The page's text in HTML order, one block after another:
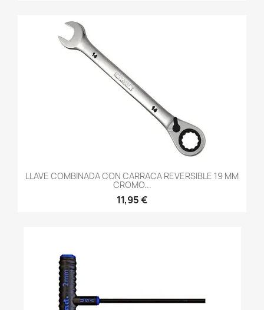
LLAVE COMBINADA CON CARRACA REVERSIBLE 19 MM
CROMO...
11,95 €